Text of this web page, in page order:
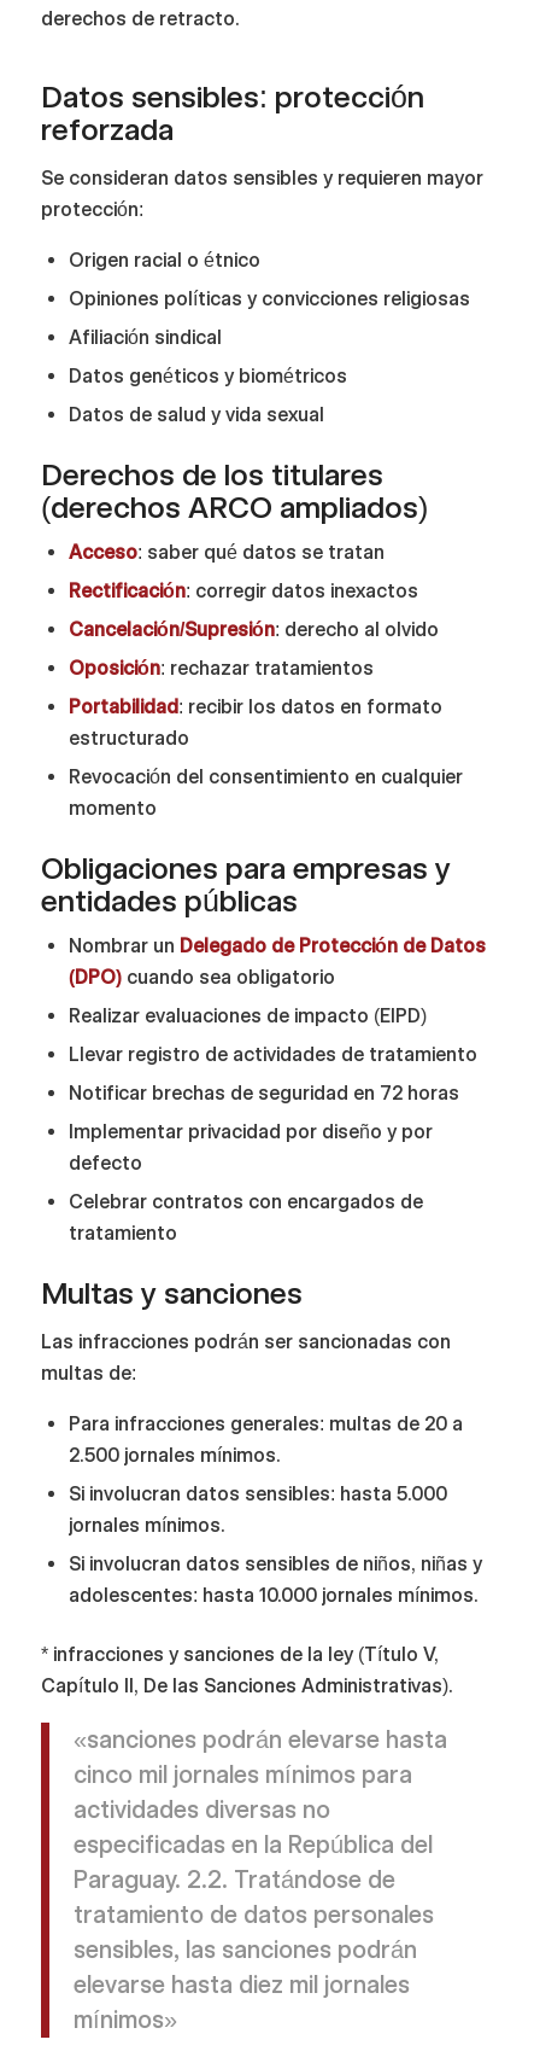
derechos de retracto.
Datos sensibles: protección
reforzada
Se consideran datos sensibles y requieren mayor
protección:
Origen racial o étnico
Opiniones políticas y convicciones religiosas
Afiliación sindical
Datos genéticos y biométricos
Datos de salud y vida sexual
Derechos de los titulares
(derechos ARCO ampliados)
Acceso: saber qué datos se tratan
Rectificación: corregir datos inexactos
Cancelación/Supresión: derecho al olvido
Oposición: rechazar tratamientos
Portabilidad: recibir los datos en formato
estructurado
Revocación del consentimiento en cualquier
momento
Obligaciones para empresas y
entidades públicas
Nombrar un Delegado de Protección de Datos
(DPO)cuando sea obligatorio
Realizar evaluaciones de impacto (EIPD)
Llevar registro de actividades de tratamiento
Notificar brechas de seguridad en 72 horas
Implementar privacidad por diseño y por
defecto
Celebrar contratos con encargados de
tratamiento
Multas y sanciones
Las infracciones podrán ser sancionadas con
multas de:
Para infracciones generales: multas de 20 a
2.500 jornales mínimos.
Si involucran datos sensibles: hasta 5.000
jornales mínimos.
Si involucran datos sensibles de niños, niñas y
adolescentes: hasta 10.000 jornales mínimos.
* infracciones y sanciones de la ley (Título V,
Capítulo II, De las Sanciones Administrativas).
«sanciones podrán elevarse hasta
cinco mil jornales mínimos para
actividades diversas no
especificadas en la República del
Paraguay. 2.2. Tratándose de
tratamiento de datos personales
sensibles, las sanciones podrán
elevarse hasta diez mil jornales
mínimos»